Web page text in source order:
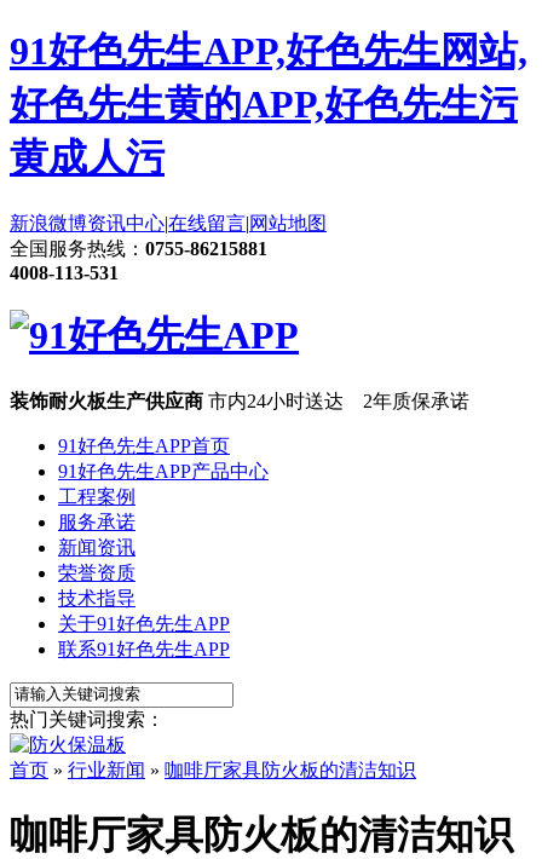
91好色先生APP,好色先生网站,
好色先生黄的APP,好色先生污
黄成人污
新浪微博资讯中心|在线留言|网站地图
全国服务热线： 0755-86215881
4008-113-531
装饰耐火板生产供应商 市内24小时送达 2年质保承诺
91好色先生APP首页
91好色先生APP产品中心
工程案例
服务承诺
新闻资讯
荣誉资质
技术指导
关于91好色先生APP
联系91好色先生APP
热门关键词搜索：
首页 » 行业新闻 » 咖啡厅家具防火板的清洁知识
咖啡厅家具防火板的清洁知识